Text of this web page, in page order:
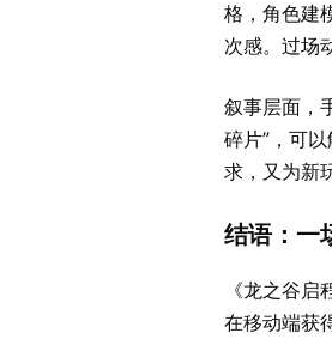
格，角色建
次感。过场
叙事层面，
碎片”，可
求，又为新
结语：一
《龙之谷
在移动端获